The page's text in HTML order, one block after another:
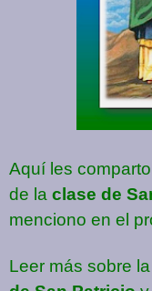
Aquí les
de la clase de
menciono en el
Leer más sobre la